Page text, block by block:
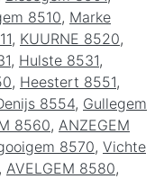
8510, Marke
, KUURNE 8520,
, Hulste 8531,
, Heestert 8551,
8554, Gullegem
8560, ANZEGEM
8570, Vichte
, AVELGEM 8580,